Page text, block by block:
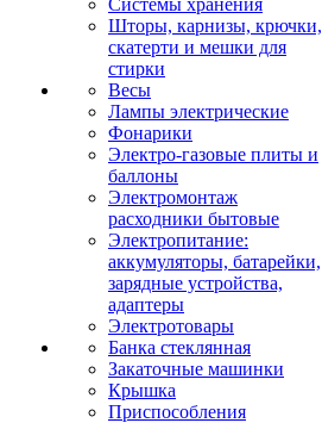
Системы хранения
Шторы, карнизы, крючки,
скатерти и мешки для
стирки
Весы
Лампы электрические
Фонарики
Электро-газовые плиты и
баллоны
Электромонтаж
расходники бытовые
Электропитание:
аккумуляторы, батарейки,
зарядные устройства,
адаптеры
Электротовары
Банка стеклянная
Закаточные машинки
Крышка
Приспособления